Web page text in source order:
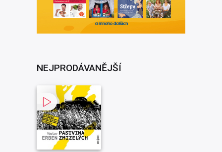
NEJPRODÁVANĚJŠÍ